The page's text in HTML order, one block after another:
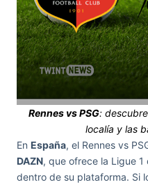
Rennes vs PSG:
localía y las
En España, el Rennes vs
DAZN, que ofrece la Ligue
dentro de su plataforma. Si